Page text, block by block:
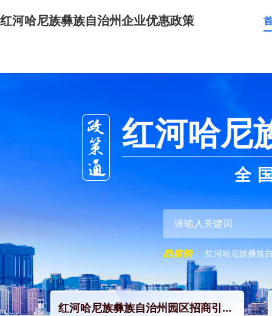
红河哈尼族彝族自治州企业优惠政策
红河哈尼
全
红河哈尼族彝族
红河哈尼族彝族自治州园区招商引资政策